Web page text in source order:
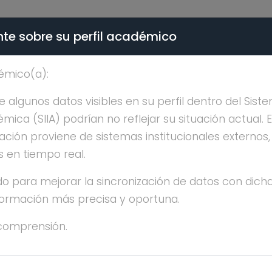
- PÚBLICO
COPITIN
sobre su perfil académico
algunos datos visibles en su perfil dentro del
(SIIA) podrían no reflejar su situación actual.
proviene de sistemas institucionales
en tiempo real.
para mejorar la sincronización de datos con
más precisa y oportuna.